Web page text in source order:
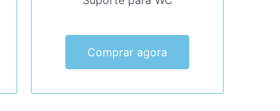
Comprar agora